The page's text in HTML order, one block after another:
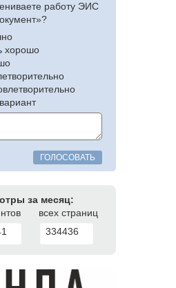
работу ЭИС
хорошо
ГОЛОСОВАТЬ
за месяц:
всех страниц
334436